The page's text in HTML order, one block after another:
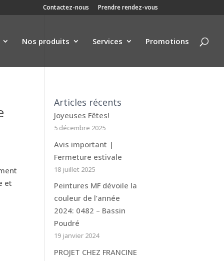
Contactez-nous Prendre rendez-vous
Nos produits Services Promotions
et
Articles récents
Joyeuses Fêtes!
5 décembre 2025
Avis important |
Fermeture estivale
18 juillet 2025
Peintures MF dévoile la
couleur de l’année
2024: 0482 – Bassin
Poudré
19 janvier 2024
PROJET CHEZ FRANCINE